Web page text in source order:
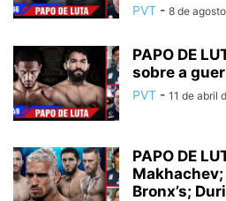
PVT - 8 de
PAPO DE
sobre a
PVT - 11 de abril
PAPO DE
Bronx’s;